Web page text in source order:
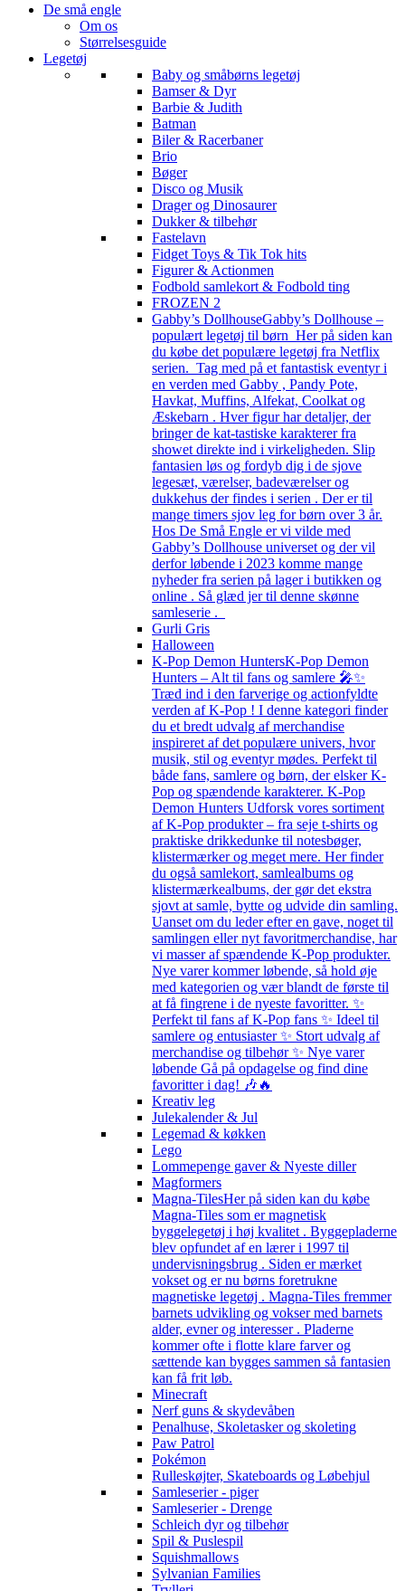
De små engle
Om os
Størrelsesguide
Legetøj
Baby og småbørns legetøj
Bamser & Dyr
Barbie & Judith
Batman
Biler & Racerbaner
Brio
Bøger
Disco og Musik
Drager og Dinosaurer
Dukker & tilbehør
Fastelavn
Fidget Toys & Tik Tok hits
Figurer & Actionmen
Fodbold samlekort & Fodbold ting
FROZEN 2
Gabby’s DollhouseGabby’s Dollhouse –
populært legetøj til børn Her på siden kan
du købe det populære legetøj fra Netflix
serien. Tag med på et fantastisk eventyr i
en verden med Gabby , Pandy Pote,
Havkat, Muffins, Alfekat, Coolkat og
Æskebarn . Hver figur har detaljer, der
bringer de kat-tastiske karakterer fra
showet direkte ind i virkeligheden. Slip
fantasien løs og fordyb dig i de sjove
legesæt, værelser, badeværelser og
dukkehus der findes i serien . Der er til
mange timers sjov leg for børn over 3 år.
Hos De Små Engle er vi vilde med
Gabby’s Dollhouse universet og der vil
derfor løbende i 2023 komme mange
nyheder fra serien på lager i butikken og
online . Så glæd jer til denne skønne
samleserie .
Gurli Gris
Halloween
K-Pop Demon HuntersK-Pop Demon
Hunters – Alt til fans og samlere 🎤✨
Træd ind i den farverige og actionfyldte
verden af K-Pop ! I denne kategori finder
du et bredt udvalg af merchandise
inspireret af det populære univers, hvor
musik, stil og eventyr mødes. Perfekt til
både fans, samlere og børn, der elsker K-
Pop og spændende karakterer. K-Pop
Demon Hunters Udforsk vores sortiment
af K-Pop produkter – fra seje t-shirts og
praktiske drikkedunke til notesbøger,
klistermærker og meget mere. Her finder
du også samlekort, samlealbums og
klistermærkealbums, der gør det ekstra
sjovt at samle, bytte og udvide din samling.
Uanset om du leder efter en gave, noget til
samlingen eller nyt favoritmerchandise, har
vi masser af spændende K-Pop produkter.
Nye varer kommer løbende, så hold øje
med kategorien og vær blandt de første til
at få fingrene i de nyeste favoritter. ✨
Perfekt til fans af K-Pop fans ✨ Ideel til
samlere og entusiaster ✨ Stort udvalg af
merchandise og tilbehør ✨ Nye varer
løbende Gå på opdagelse og find dine
favoritter i dag! 🎶🔥
Kreativ leg
Julekalender & Jul
Legemad & køkken
Lego
Lommepenge gaver & Nyeste diller
Magformers
Magna-TilesHer på siden kan du købe
Magna-Tiles som er magnetisk
byggelegetøj i høj kvalitet . Byggepladerne
blev opfundet af en lærer i 1997 til
undervisningsbrug . Siden er mærket
vokset og er nu børns foretrukne
magnetiske legetøj . Magna-Tiles fremmer
barnets udvikling og vokser med barnets
alder, evner og interesser . Pladerne
kommer ofte i flotte klare farver og
sættende kan bygges sammen så fantasien
kan få frit løb.
Minecraft
Nerf guns & skydevåben
Penalhuse, Skoletasker og skoleting
Paw Patrol
Pokémon
Rulleskøjter, Skateboards og Løbehjul
Samleserier - piger
Samleserier - Drenge
Schleich dyr og tilbehør
Spil & Puslespil
Squishmallows
Sylvanian Families